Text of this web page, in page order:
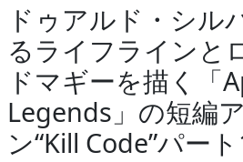
ドゥアルド・シル
るライフラインと
ドマギーを描く「
Legends」の短編
ン“Kill Code”パー